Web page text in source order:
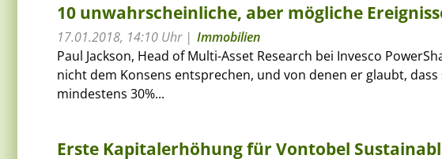
10 unwahrscheinliche, aber mögliche
17.01.2018, 14:10 Uhr
Immobilien
Paul Jackson, Head of Multi-Asset Research bei Invesco
nicht dem Konsens entsprechen, und von denen er glaubt,
mindestens 30%...
Erste Kapitalerhöhung für Vontobel